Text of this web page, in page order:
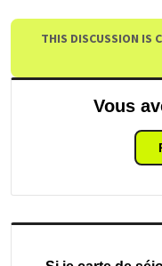
THIS DISCUSSION IS
Vous